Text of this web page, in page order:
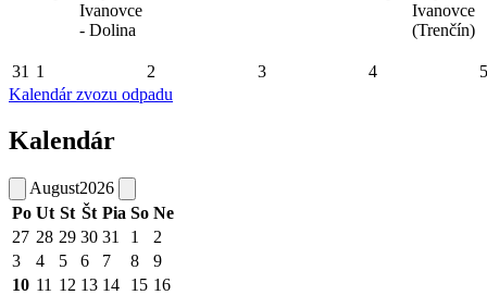
Ivanovce
- Dolina
Ivanovce
(Trenčín)
31 1 2 3 4
5
Kalendár zvozu odpadu
Kalendár
August2026
Po Ut St Št Pia So Ne
27 28 29 30 31 1
2
3
4 5 6 7 8
9
10 11 12 13 14 15 16